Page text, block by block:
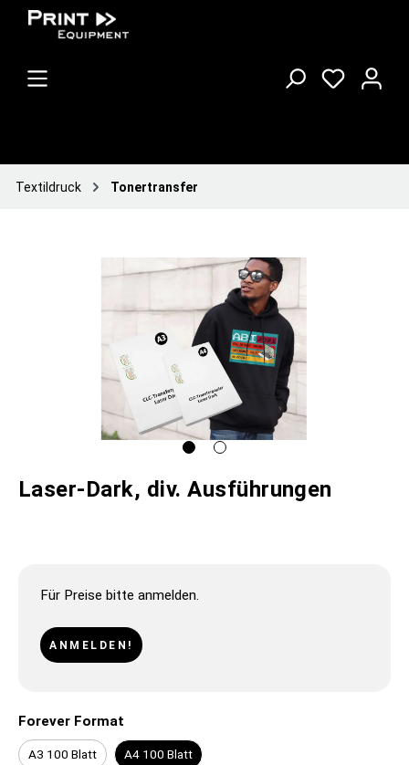
Textildruck Tonertransfer
Laser-Dark, div. Ausführungen
Für Preise bitte anmelden.
ANMELDEN!
Forever Format
A3 100 Blatt A4 100 Blatt